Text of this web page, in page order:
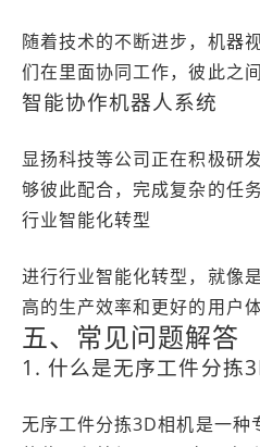
随着技术的不断进步，机器
们在里面协同工作，彼此之
智能协作机器人系统
显扬科技等公司正在积极研
够彼此配合，完成复杂的任
行业智能化转型
进行行业智能化转型，就像
高的生产效率和更好的用户
五、常见问题解答
1. 什么是无序工件分拣
无序工件分拣3D相机是一种